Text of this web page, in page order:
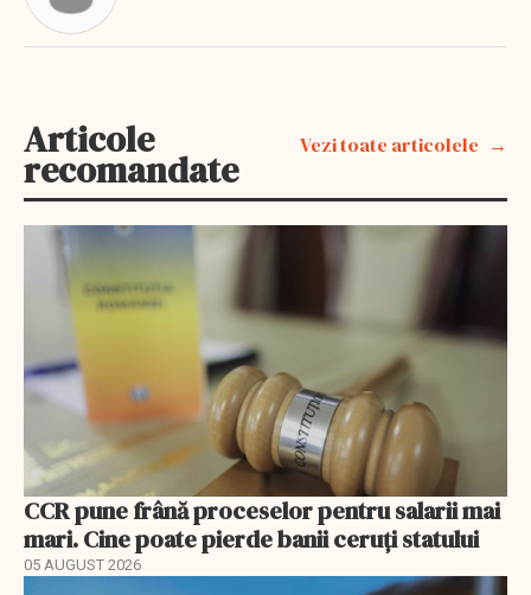
Articole
recomandate
Vezi toate articolele
CCR pune frână proceselor pentru salarii mai
mari. Cine poate pierde banii ceruți statului
05 AUGUST 2026